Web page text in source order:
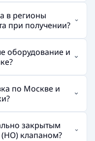
в регионы
при получении?
оборудование и
по Москве и
закрытым
клапаном?